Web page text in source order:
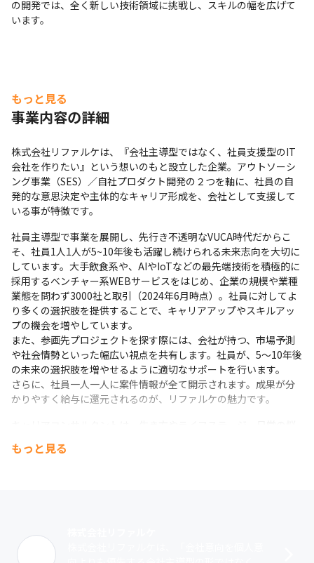
の開発では、全く新しい技術領域に挑戦し、スキルの幅を広げて
います。
もっと見る
事業内容の詳細
株式会社リファルケは、『会社主導型ではなく、社員支援型のIT
会社を作りたい』という想いのもと設立した企業。アウトソーシ
ング事業（SES）／自社プロダクト開発の２つを軸に、社員の自
発的な意思決定や主体的なキャリア形成を、会社として支援して
いる事が特徴です。
社員主導型で事業を展開し、先行き不透明なVUCA時代だからこ
そ、社員1人1人が5~10年後も活躍し続けられる未来志向を大切に
しています。大手飲食系や、AIやIoTなどの最先端技術を積極的に
採用するベンチャー系WEBサービスをはじめ、企業の規模や業種
業態を問わず3000社と取引（2024年6月時点）。社員に対してよ
り多くの選択肢を提供することで、キャリアアップやスキルアッ
プの機会を増やしています。
また、参画先プロジェクトを探す際には、会社が持つ、市場予測
や社会情勢といった幅広い視点を共有します。社員が、5～10年後
の未来の選択肢を増やせるように適切なサポートを行います。
さらに、社員一人一人に案件情報が全て開示されます。成果が分
かりやすく給与に還元されるのが、リファルケの魅力です。
を支援しています。最大の特徴としては、相談者の心理的安全性
期連続黒字を継続しており（2024年6月実績）、直近5年間で売上
17倍を達成しています（2024年6月現在）。
もっと見る